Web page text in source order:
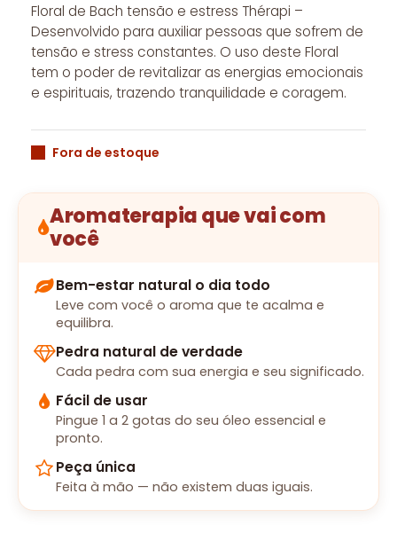
Floral de Bach tensão e estress Thérapi –
Desenvolvido para auxiliar pessoas que sofrem de
tensão e stress constantes. O uso deste Floral
tem o poder de revitalizar as energias emocionais
e espirituais, trazendo tranquilidade e coragem.
Fora de estoque
Aromaterapia que vai com
você
Bem-estar natural o dia todo
Leve com você o aroma que te acalma e
equilibra.
Pedra natural de verdade
Cada pedra com sua energia e seu significado.
Fácil de usar
Pingue 1 a 2 gotas do seu óleo essencial e
pronto.
Peça única
Feita à mão — não existem duas iguais.